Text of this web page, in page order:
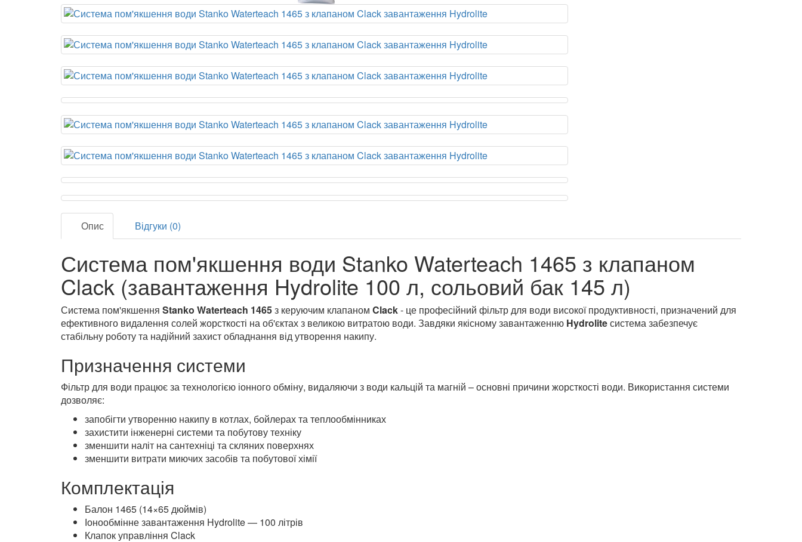
Опис Відгуки (0)
Система пом'якшення води Stanko Waterteach 1465 з клапаном
Clack (завантаження Hydrolite 100 л, сольовий бак 145 л)
Система пом'якшення Stanko Waterteach 1465 з керуючим клапаном
- це професійний фільтр для води високої продуктивності, призначений для
ефективного видалення солей жорсткості на об'єктах з великою витратою води. Завдяки якісному завантаженнюHydroliteсистема забезпечує
стабільну роботу та надійний захист обладнання від утворення накипу.
Призначення системи
Фільтр для води працює за технологією іонного обміну, видаляючи з води кальцій та магній – основні причини жорсткості води. Використання системи
запобігти утворенню накипу в котлах, бойлерах та теплообмінниках
захистити інженерні системи та побутову техніку
зменшити наліт на сантехніці та скляних поверхнях
зменшити витрати миючих засобів та побутової хімії